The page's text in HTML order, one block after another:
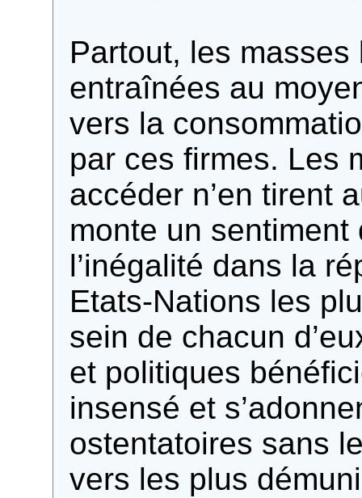
Partout, les
entraînées au
vers la
par ces firmes. Les
accéder n’en tirent
monte un sentiment
l’inégalité dans la
Etats-Nations les
sein de chacun
et politiques
insensé et
ostentatoires sans
vers les plus